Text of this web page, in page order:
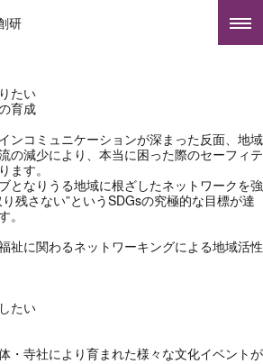
たい
育成
ンコミュニケーションが深まった反面、地域
の減少により、本当に困った際のセーフィテ
ます。
となりうる地域に根ざしたネットワークを強
残さない”というSDGsの究極的な目標が達
。
祉に関わるネットワーキングによる地域活性
たい
・寺社により育まれた様々な文化イベントが